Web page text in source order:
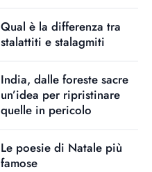
Qual è la differenza tra
stalattiti e stalagmiti
India, dalle foreste sacre
un’idea per ripristinare
quelle in pericolo
Le poesie di Natale più
famose